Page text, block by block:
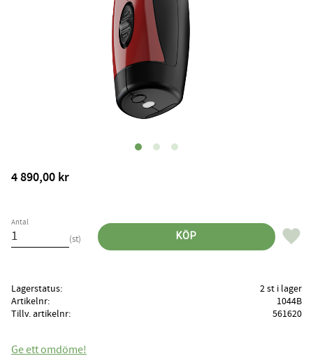
4 890,00 kr
Antal
st KÖP Lägg
Lagerstatus
2 st i lager
Artikelnr
1044B
Tillv. artikelnr
561620
Ge ett omdöme!